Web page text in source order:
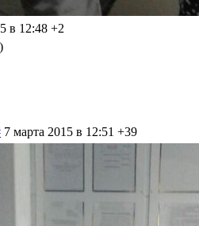
в 12:48 +2
7 марта 2015 в 12:51 +39